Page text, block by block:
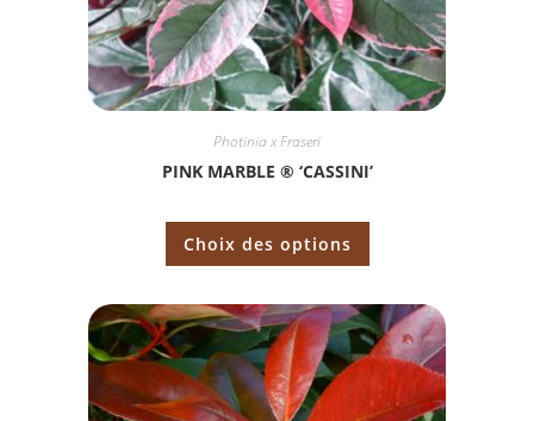
Photinia x Fraseri
PINK MARBLE ® ‘CASSINI’
Choix des options